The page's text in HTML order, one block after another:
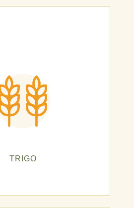
TRIGO